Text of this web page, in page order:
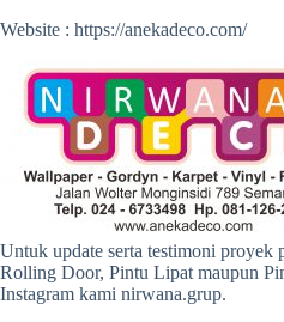
Website : https://anekadeco.com/
Untuk update serta testimoni proyek
Rolling Door, Pintu Lipat maupun
Instagram kami nirwana.grup.